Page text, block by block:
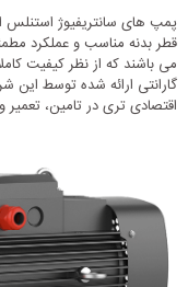
قطر بدنه مناسب و عملکرد
می باشند که از نظر کیفیت
گارانتی ارائه شده توسط این
اقتصادی تری در تامین،